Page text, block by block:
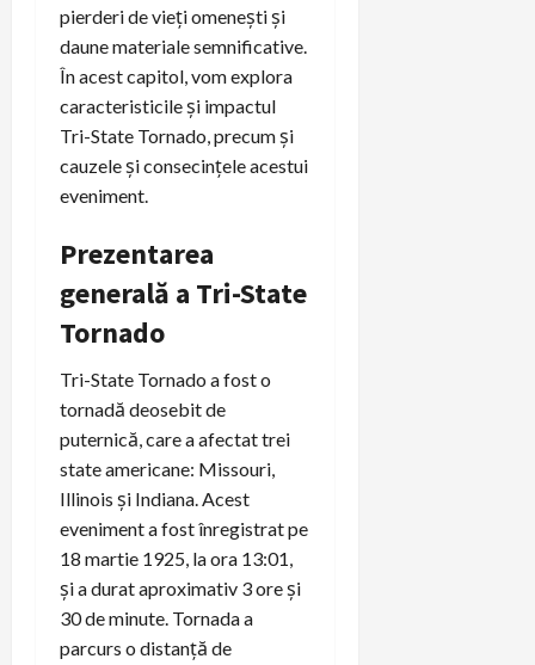
pierderi de vieți omenești și
daune materiale semnificative.
În acest capitol, vom explora
caracteristicile și impactul
Tri-State Tornado, precum și
cauzele și consecințele acestui
eveniment.
Prezentarea
generală a Tri-State
Tornado
Tri-State Tornado a fost o
tornadă deosebit de
puternică, care a afectat trei
state americane: Missouri,
Illinois și Indiana. Acest
eveniment a fost înregistrat pe
18 martie 1925, la ora 13:01,
și a durat aproximativ 3 ore și
30 de minute. Tornada a
parcurs o distanță de